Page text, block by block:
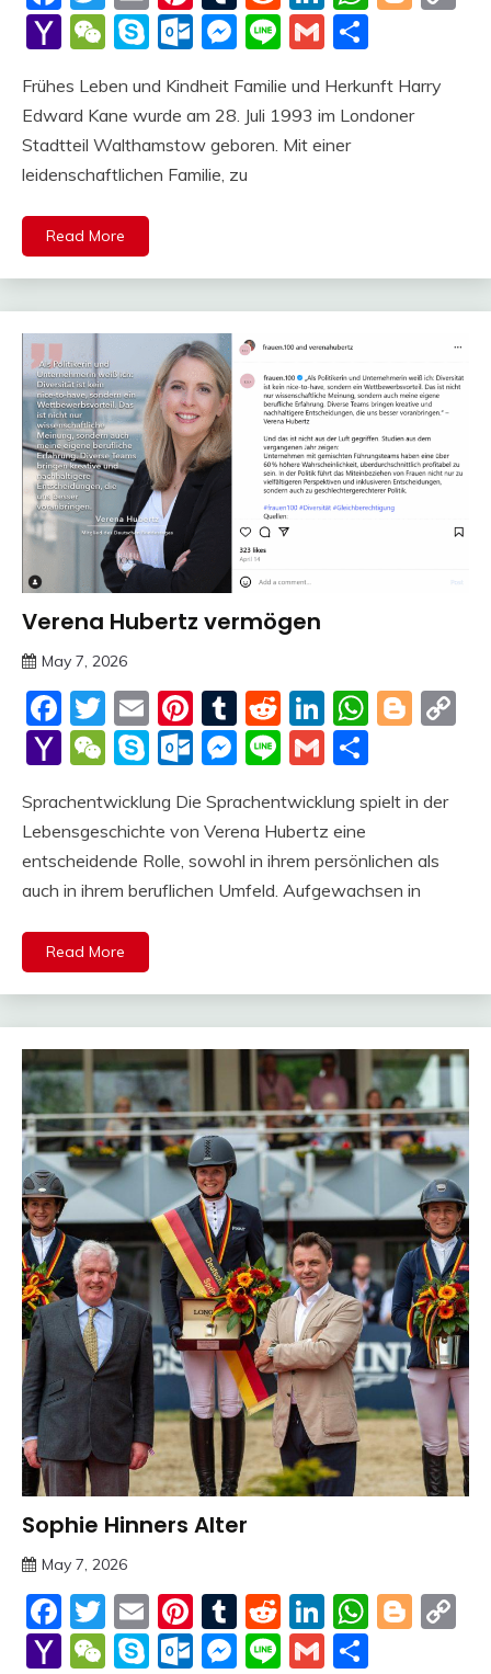
Yahoo
WeChat
SkypeOutlook.com
Messenger
LineGmail
Frühes Leben und Kindheit Familie und Herkunft Harry
Edward Kane wurde am 28. Juli 1993 im Londoner
Stadtteil Walthamstow geboren. Mit einer
leidenschaftlichen Familie, zu
Read More
Trends
Verena Hubertz vermögen
May 7, 2026
Meme
Facebook
Twitter
EmailPinterest
Tumblr
Reddit
LinkedIn
Yahoo
WeChat
SkypeOutlook.com
Messenger
LineGmail
Sprachentwicklung Die Sprachentwicklung spielt in der
Lebensgeschichte von Verena Hubertz eine
entscheidende Rolle, sowohl in ihrem persönlichen als
auch in ihrem beruflichen Umfeld. Aufgewachsen in
Read More
Trends
Sophie Hinners Alter
May 7, 2026
Facebook
Twitter
EmailPinterest
Tumblr
Reddit
LinkedIn
Yahoo
WeChat
SkypeOutlook.com
Messenger
LineGmail